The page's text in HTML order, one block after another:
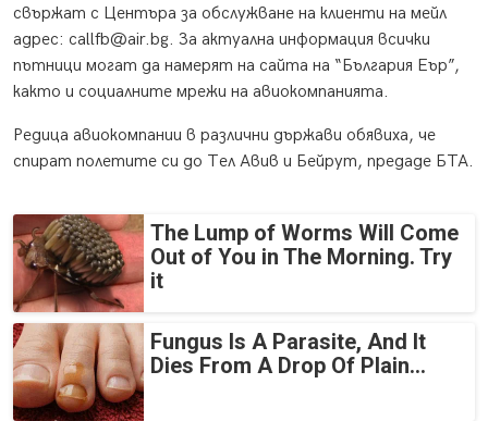
свържат с Центъра за обслужване на клиенти на мейл
адрес: callfb@air.bg. За актуална информация всички
пътници могат да намерят на сайта на “България Еър”,
както и социалните мрежи на авиокомпанията.
Редица авиокомпании в различни държави обявиха, че
спират полетите си до Тел Авив и Бейрут, предаде БТА.
The Lump of Worms Will Come
Out of You in The Morning. Try
it
Fungus Is A Parasite, And It
Dies From A Drop Of Plain...